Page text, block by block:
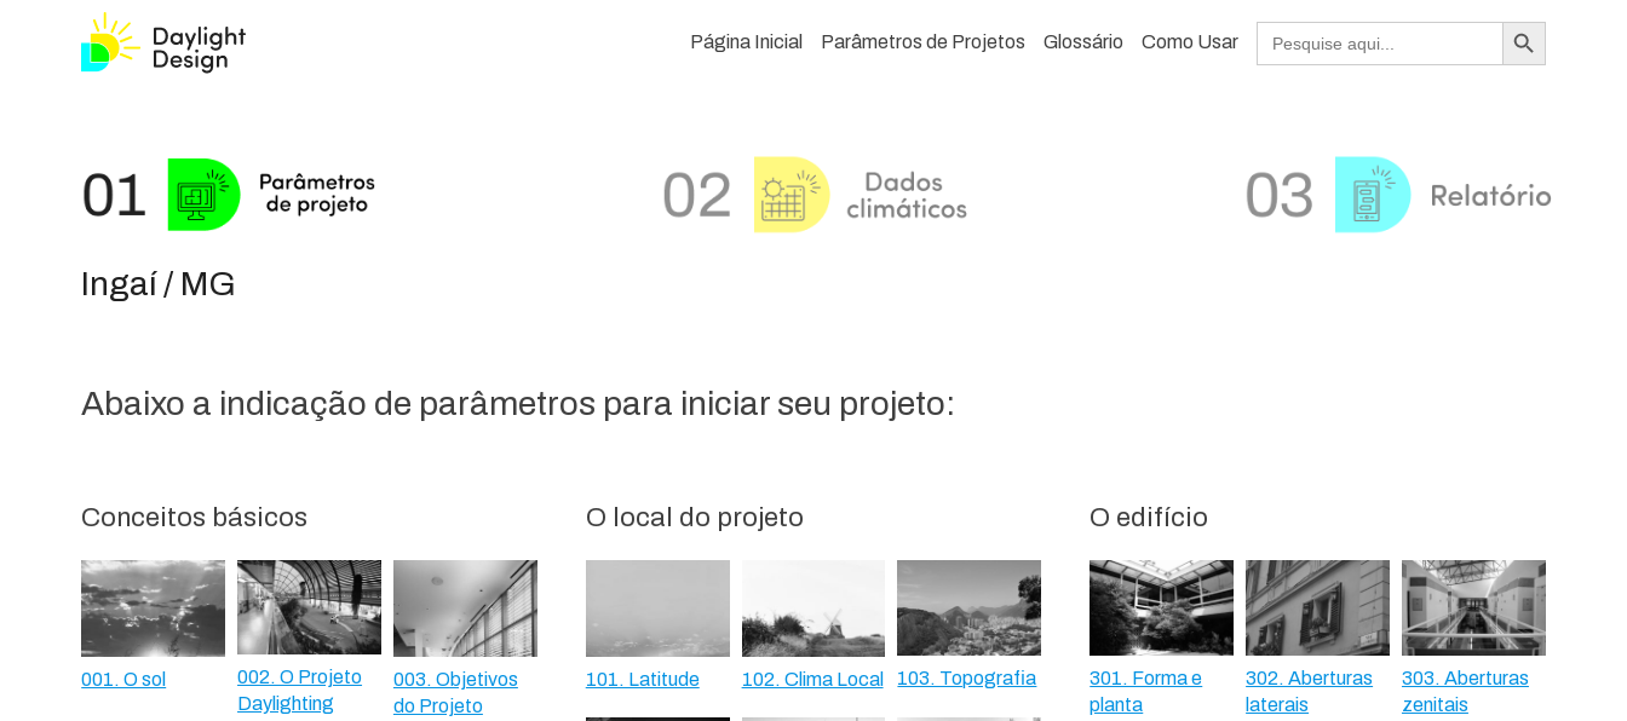
Página Inicial Parâmetros de Projetos Glossário Como Usar
Search
Search Button
Ingaí / MG
Abaixo a indicação de parâmetros para iniciar seu projeto:
Conceitos básicos
001. O sol
002. O Projeto
Daylighting
003. Objetivos
do Projeto
O local do projeto
101. Latitude 102. Clima Local 103. Topografia
O edifício
301. Forma e
planta
302. Aberturas
laterais
303. Aberturas
zenitais